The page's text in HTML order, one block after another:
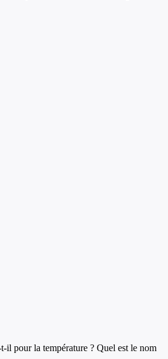
il pour la température ? Quel est le nom